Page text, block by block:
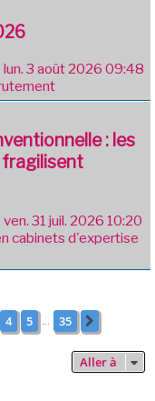
lun. 3 août 2026 09:48
: les
fragilisent
ven. 31 juil. 2026 10:20
cabinets d'expertise
4 5 35
Aller à